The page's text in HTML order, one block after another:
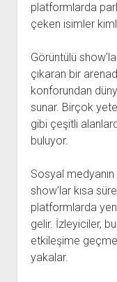
platformlarda
çeken isimler
Görüntülü
çıkaran bir
konforundan
sunar. Birçok
gibi çeşitli
buluyor.
Sosyal
show'lar kısa
platformlarda yeni
gelir. İzleyiciler,
etkileşime geçme
yakalar.